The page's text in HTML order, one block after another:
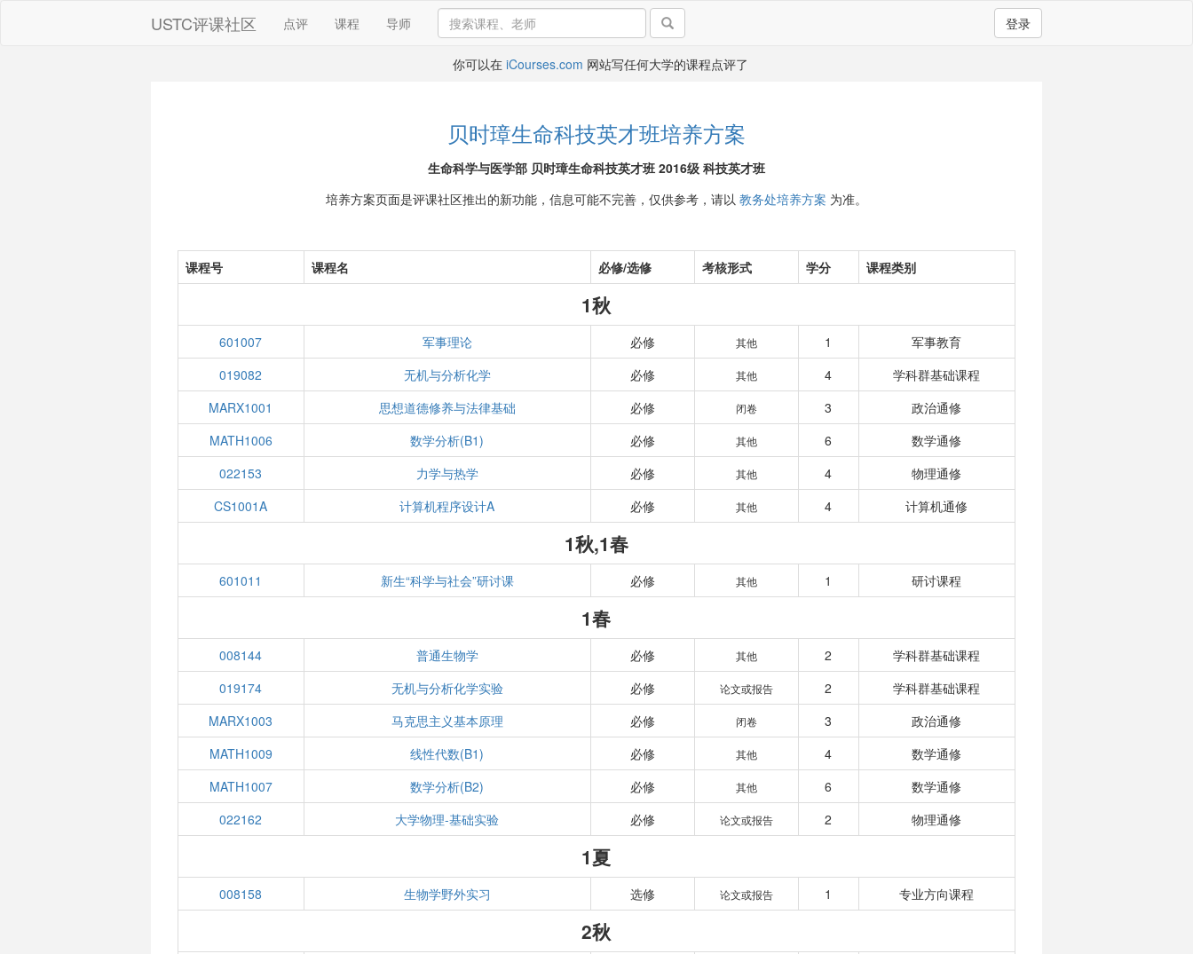
USTC评课社区 点评 课程 导师 登录
你可以在 iCourses.com 网站写任何大学的课程点评了
贝时璋生命科技英才班培养方案
生命科学与医学部 贝时璋生命科技英才班 2016级 科技英才班
培养方案页面是评课社区推出的新功能，信息可能不完善，仅供参考，请以 教务处培养方案 为准。
课程号 课程名 必修/选修 考核形式 学分 课程类别
1秋
601007 军事理论 必修 其他 1
军事教育
019082
无机与分析化学 必修 其他 4
学科群基础课程
MARX1001
思想道德修养与法律基础 必修 闭卷 3
政治通修
MATH1006
数学分析(B1) 必修 其他 6
数学通修
022153
力学与热学 必修 其他 4
物理通修
CS1001A
计算机程序设计A 必修 其他 4 计算机通修
1秋,1春
601011 新生“科学与社会”研讨课 必修 其他 1 研讨课程
1春
008144 普通生物学 必修 其他 2
学科群基础课程
019174
无机与分析化学实验 必修 论文或报告 2
学科群基础课程
MARX1003
马克思主义基本原理 必修 闭卷 3
政治通修
MATH1009
线性代数(B1) 必修 其他 4
数学通修
MATH1007
数学分析(B2) 必修 其他 6
数学通修
022162
大学物理-基础实验 必修 论文或报告 2 物理通修
1夏
008158 生物学野外实习 选修 论文或报告 1 专业方向课程
2秋